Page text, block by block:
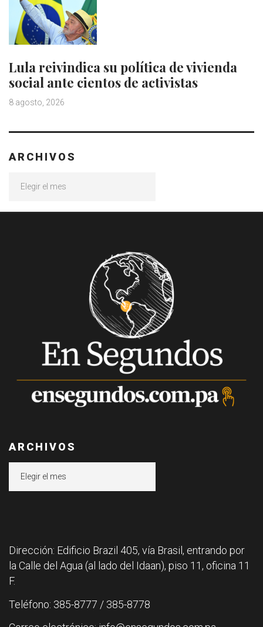
Lula reivindica su política de vivienda
social ante cientos de activistas
8 agosto, 2026
ARCHIVOS
ARCHIVOS
Dirección: Edificio Brazil 405, vía Brasil, entrando por
la Calle del Agua (al lado del Idaan), piso 11, oficina 11
F.
Teléfono: 385-8777 / 385-8778